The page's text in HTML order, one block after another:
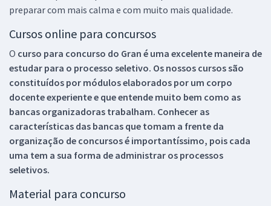
preparar com mais calma e com muito mais qualidade.
Cursos online para concursos
O curso para concurso do Gran é uma excelente maneira de
estudar para o processo seletivo. Os nossos cursos são
constituídos por módulos elaborados por um corpo
docente experiente e que entende muito bem como as
bancas organizadoras trabalham. Conhecer as
características das bancas que tomam a frente da
organização de concursos é importantíssimo, pois cada
uma tem a sua forma de administrar os processos
seletivos.
Material para concurso